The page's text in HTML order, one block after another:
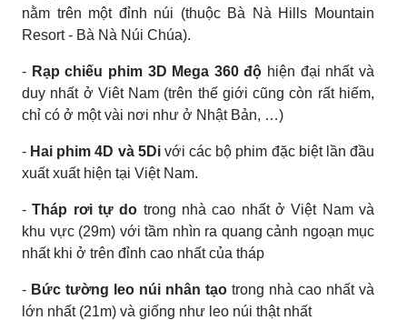
nằm trên một đỉnh núi (thuộc Bà Nà Hills Mountain
Resort - Bà Nà Núi Chúa).
- Rạp chiếu phim 3D Mega 360 độ hiện đại nhất và
duy nhất ở Viêt Nam (trên thế giới cũng còn rất hiếm,
chỉ có ở một vài nơi như ở Nhật Bản, …)
- Hai phim 4D và 5Divới các bộ phim đặc biệt lần đầu
xuất xuất hiện tại Việt Nam.
-Tháp rơi tự do trong nhà cao nhất ở Việt Nam và
khu vực (29m) với tầm nhìn ra quang cảnh ngoạn mục
nhất khi ở trên đỉnh cao nhất của tháp
- Bức tường leo núi nhân tạo trong nhà cao nhất và
lớn nhất (21m) và giống như leo núi thật nhất